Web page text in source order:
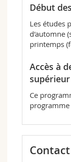
Début
Les études
d'automne
printemps
Accès à
supérieur
Ce
Contact